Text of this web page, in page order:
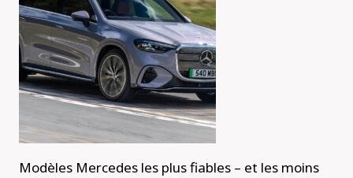
Modèles Mercedes les plus fiables – et les moins